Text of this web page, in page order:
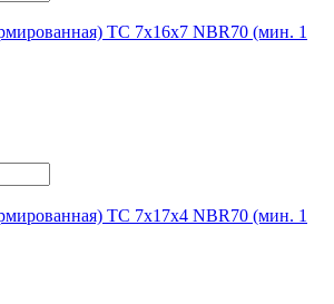
TC 7х16х7 NBR70 (мин. 1
TC 7х17х4 NBR70 (мин. 1